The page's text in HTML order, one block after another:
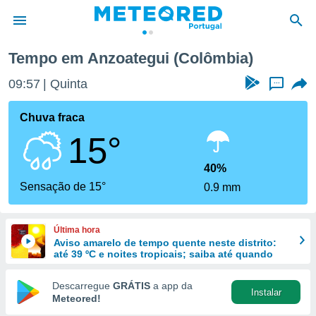
da
foi
fornecidas
a este
das
e
forma
digital
Tempo em Anzoategui (Colômbia)
09:57 Quinta ...
Chuva fraca
15°
Sensação de 15°
40%
0.9 mm
Última hora
Aviso amarelo de tempo quente neste distrito:
até 39 ºC e noites tropicais; saiba até quando
Descarregue GRÁTIS a app da
Meteored!
Instalar